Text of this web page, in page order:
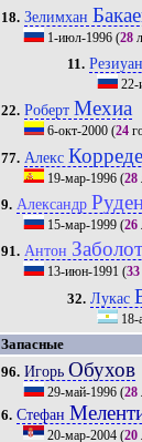
18. Зелимхан
1-июл-1996 (28
11. Резиуан
22-
22. РобертМехиа
6-окт-2000 (24
77. Алекс
19-мар-1996 (28
9. Александр
15-мар-1999 (26
91. Антон
13-июн-1991 (33
32. Лукас
18-
Запасные
96. ИгорьОбухов
29-май-1996 (28
6. Стефан
20-мар-2004 (20